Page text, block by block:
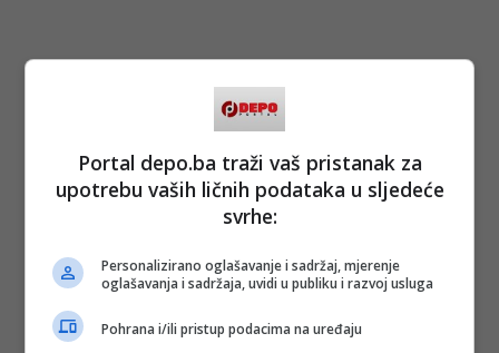
Portal depo.ba traži vaš pristanak za
upotrebu vaših ličnih podataka u sljedeće
svrhe:
Personalizirano oglašavanje i sadržaj, mjerenje
oglašavanja i sadržaja, uvidi u publiku i razvoj usluga
Pohrana i/ili pristup podacima na uređaju